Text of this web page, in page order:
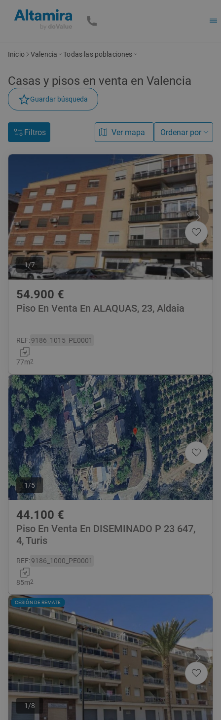
Inicio Valencia Todas las poblaciones
Casas y pisos en venta en Valencia
Guardar búsqueda
Filtros Ver mapa Ordenar por
1/7
54.900 €
Piso En Venta En ALAQUAS, 23, Aldaia
REF:9186_1015_PE0001
77m2
1 /5
44.100 €
Piso En Venta En DISEMINADO P 23 647,
4, Turis
REF:9186_1000_PE0001
85m2
1 /8
CESIÓN DE REMATE